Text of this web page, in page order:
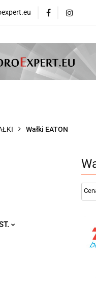
PRODUCENCI
HYDRAULIKA
KOMPRESORY
Wałki EATON